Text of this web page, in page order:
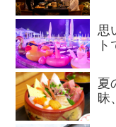
思
夏
昧